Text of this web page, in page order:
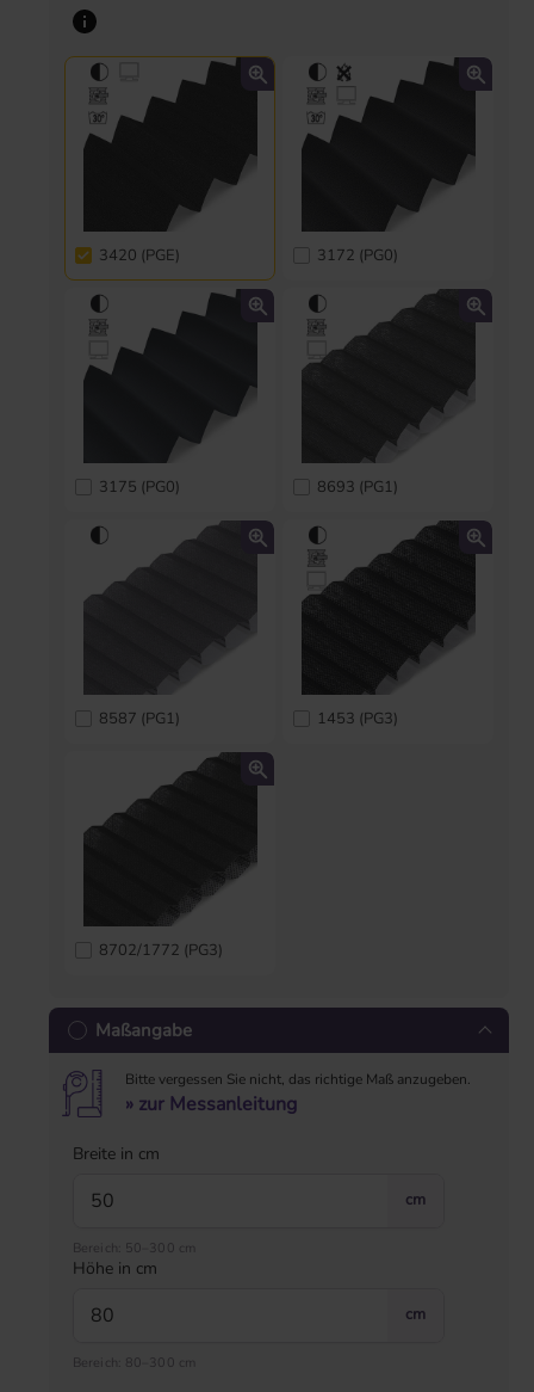
3420 (PGE) 3172 (PG0)
3175 (PG0) 8693 (PG1)
8587 (PG1) 1453 (PG3)
8702/1772 (PG3)
Maßangabe
Bitte vergessen Sie nicht, das richtige Maß anzugeben.
» zur Messanleitung
Breite in cm
cm
Bereich: 50–300 cm
Höhe in cm
cm
Bereich: 80–300 cm